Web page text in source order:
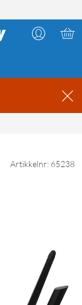
Artikkelnr: 65238